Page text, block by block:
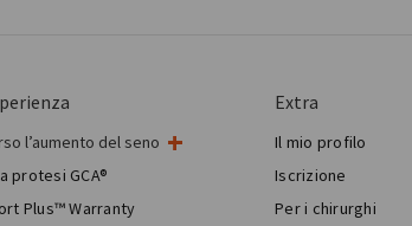
l’aumento del seno
al seno
mammaria estetica
Reconstruction™
protesi GCA®
Plus™ Warranty
Extra
Il mio profilo
Iscrizione
Per i chirurghi